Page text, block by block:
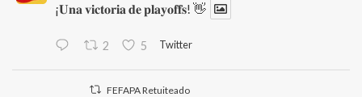
¡𝐔𝐧𝐚 𝐯𝐢𝐜𝐭𝐨𝐫𝐢𝐚 𝐝𝐞 𝐩𝐥𝐚𝐲𝐨𝐟𝐟𝐬! 👋
2 5 Twitter
FEFAPA Retuiteado